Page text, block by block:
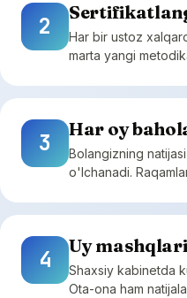
2
Har bir ustoz
marta yangi
3
Har oy
Bolangizning
o'lchanadi.
4
Uy
Shaxsiy kabinetda
Ota-ona ham